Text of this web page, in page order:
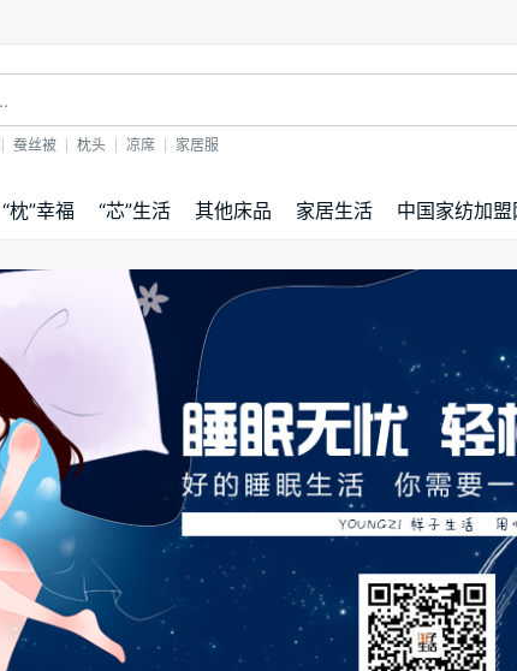
蚕丝被 枕头 凉席 家居服
“枕”幸福 “芯”生活 其他床品 家居生活 中国家纺加盟